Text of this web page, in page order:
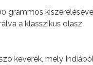
grammos
a klasszikus olasz
keverék, mely